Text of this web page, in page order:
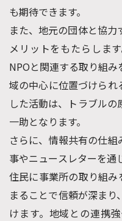
も期待できます。
また、地元の団体と協
メリットをもたらしま
NPOと関連する取り組
域の中心に位置づけら
した活動は、トラブル
一助となります。
さらに、情報共有の仕
事やニュースレターを
住民に事業所の取り組み
まることで信頼が深ま
けます。地域との連携